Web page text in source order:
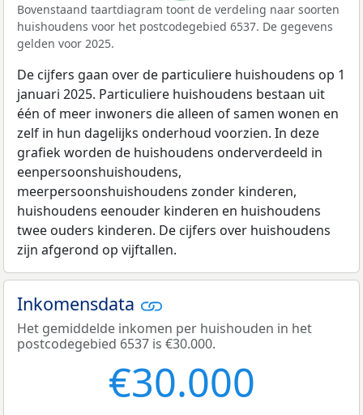
Bovenstaand taartdiagram toont de verdeling naar soorten
huishoudens voor het postcodegebied 6537. De gegevens
gelden voor 2025.
De cijfers gaan over de particuliere huishoudens op 1
januari 2025. Particuliere huishoudens bestaan uit
één of meer inwoners die alleen of samen wonen en
zelf in hun dagelijks onderhoud voorzien. In deze
grafiek worden de huishoudens onderverdeeld in
eenpersoonshuishoudens,
meerpersoonshuishoudens zonder kinderen,
huishoudens eenouder kinderen en huishoudens
twee ouders kinderen. De cijfers over huishoudens
zijn afgerond op vijftallen.
Inkomensdata
Het gemiddelde inkomen per huishouden in het
postcodegebied 6537 is €30.000.
€30.000